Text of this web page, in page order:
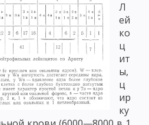
Л
ей
ко
ц
ит
ы,
ц
ир
ку